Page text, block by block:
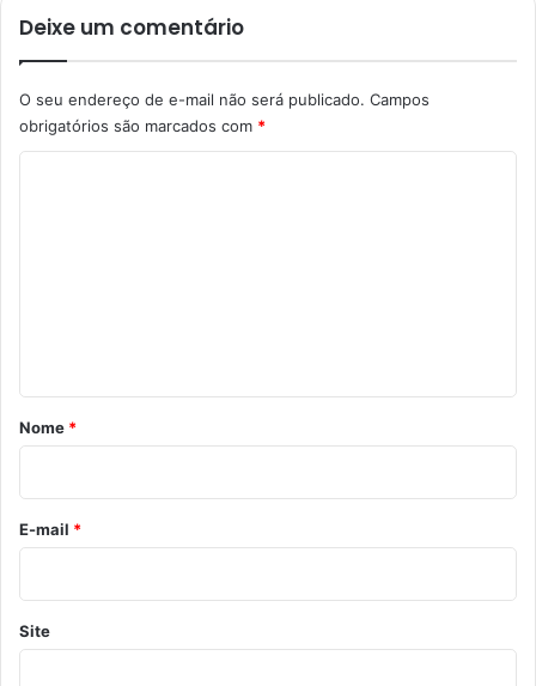
Deixe um comentário
O seu endereço de e-mail não será publicado. Campos
obrigatórios são marcados com *
r
o
*
Nome *
E-mail *
Site